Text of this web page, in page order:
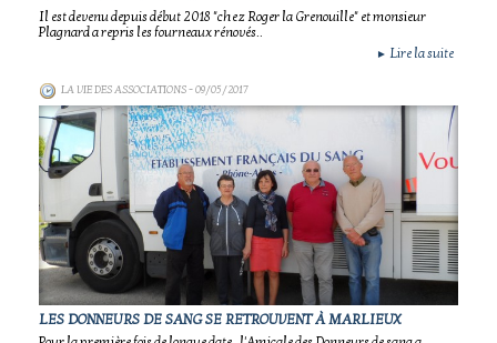
Il est devenu depuis début 2018 "chez Roger la Grenouille" et monsieur
Plagnard a repris les fourneaux rénovés..
► Lire la suite
LA VIE DES ASSOCIATIONS- 09/05/2017
LES DONNEURS DE SANG SE RETROUVENT À MARLIEUX